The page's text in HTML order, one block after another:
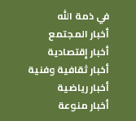
في ذمة الله
أخبار المجتمع
أخبار إقتصادية
أخبار ثقافية وفنية
أخبار رياضية
أخبار منوعة